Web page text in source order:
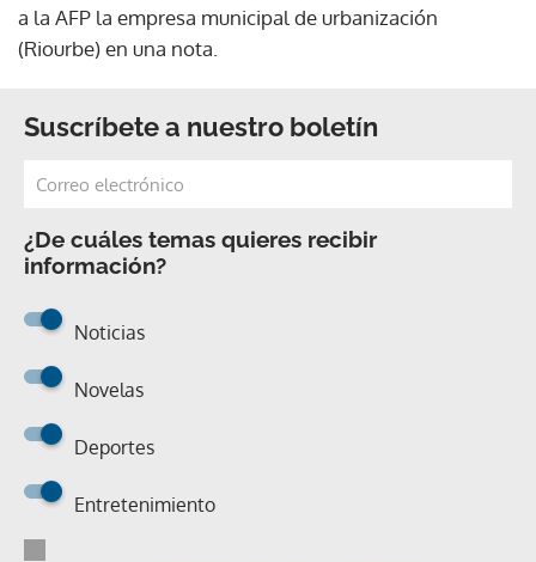
a la AFP la empresa municipal de urbanización
(Riourbe) en una nota.
Suscríbete a nuestro boletín
¿De cuáles temas quieres recibir
información?
Noticias
Novelas
Deportes
Entretenimiento